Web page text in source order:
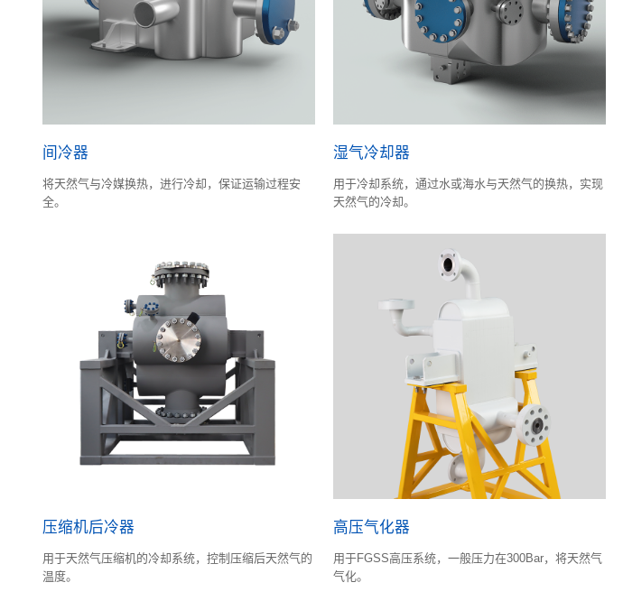
间冷器
将天然气与冷媒换热，进行冷却，保证运输过程安
全。
湿气冷却器
用于冷却系统，通过水或海水与天然气的换热，实现
天然气的冷却。
压缩机后冷器
用于天然气压缩机的冷却系统，控制压缩后天然气的
温度。
高压气化器
用于FGSS高压系统，一般压力在300Bar，将天然气
气化。